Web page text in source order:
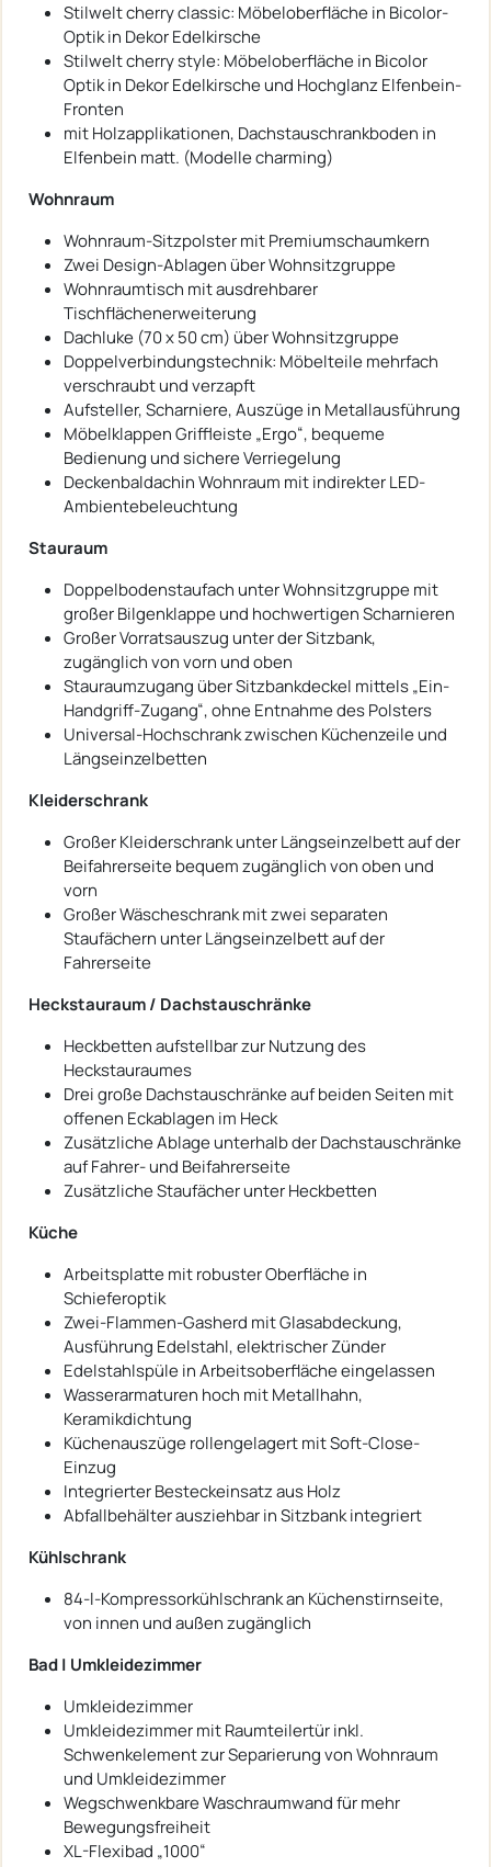
Stilwelt cherry classic: Möbeloberfläche in Bicolor-
Optik in Dekor Edelkirsche
Stilwelt cherry style: Möbeloberfläche in Bicolor
Optik in Dekor Edelkirsche und Hochglanz Elfenbein-
Fronten
mit Holzapplikationen, Dachstauschrankboden in
Elfenbein matt. (Modelle charming)
Wohnraum
Wohnraum-Sitzpolster mit Premiumschaumkern
Zwei Design-Ablagen über Wohnsitzgruppe
Wohnraumtisch mit ausdrehbarer
Tischflächenerweiterung
Dachluke (70 x 50 cm) über Wohnsitzgruppe
Doppelverbindungstechnik: Möbelteile mehrfach
verschraubt und verzapft
Aufsteller, Scharniere, Auszüge in Metallausführung
Möbelklappen Griffleiste „Ergo“, bequeme
Bedienung und sichere Verriegelung
Deckenbaldachin Wohnraum mit indirekter LED-
Ambientebeleuchtung
Stauraum
Doppelbodenstaufach unter Wohnsitzgruppe mit
großer Bilgenklappe und hochwertigen Scharnieren
Großer Vorratsauszug unter der Sitzbank,
zugänglich von vorn und oben
Stauraumzugang über Sitzbankdeckel mittels „Ein-
Handgriff-Zugang“, ohne Entnahme des Polsters
Universal-Hochschrank zwischen Küchenzeile und
Längseinzelbetten
Kleiderschrank
Großer Kleiderschrank unter Längseinzelbett auf der
Beifahrerseite bequem zugänglich von oben und
vorn
Großer Wäscheschrank mit zwei separaten
Staufächern unter Längseinzelbett auf der
Fahrerseite
Heckstauraum / Dachstauschränke
Heckbetten aufstellbar zur Nutzung des
Heckstauraumes
Drei große Dachstauschränke auf beiden Seiten mit
offenen Eckablagen im Heck
Zusätzliche Ablage unterhalb der Dachstauschränke
auf Fahrer- und Beifahrerseite
Zusätzliche Staufächer unter Heckbetten
Küche
Arbeitsplatte mit robuster Oberfläche in
Schieferoptik
Zwei-Flammen-Gasherd mit Glasabdeckung,
Ausführung Edelstahl, elektrischer Zünder
Edelstahlspüle in Arbeitsoberfläche eingelassen
Wasserarmaturen hoch mit Metallhahn,
Keramikdichtung
Küchenauszüge rollengelagert mit Soft-Close-
Einzug
Integrierter Besteckeinsatz aus Holz
Abfallbehälter ausziehbar in Sitzbank integriert
Kühlschrank
84-l-Kompressorkühlschrank an Küchenstirnseite,
von innen und außen zugänglich
Bad | Umkleidezimmer
Umkleidezimmer
Umkleidezimmer mit Raumteilertür inkl.
Schwenkelement zur Separierung von Wohnraum
und Umkleidezimmer
Wegschwenkbare Waschraumwand für mehr
Bewegungsfreiheit
XL-Flexibad „1000“